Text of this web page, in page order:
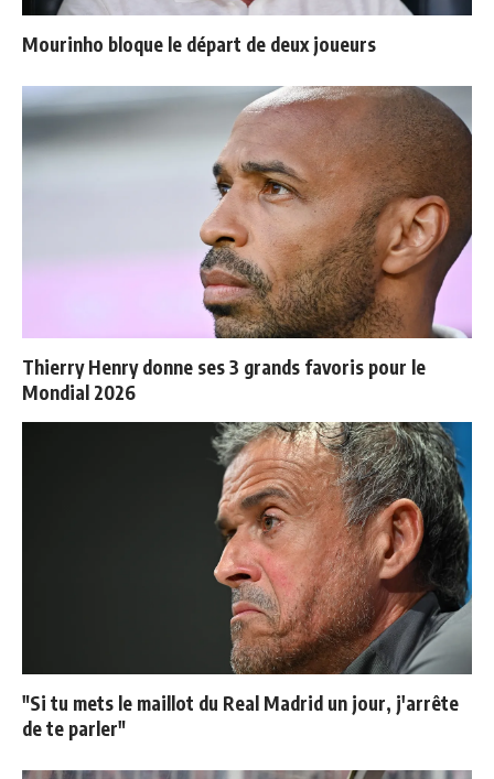
Mourinho bloque le départ de deux joueurs
Thierry Henry donne ses 3 grands favoris pour le
Mondial 2026
"Si tu mets le maillot du Real Madrid un jour, j'arrête
de te parler"